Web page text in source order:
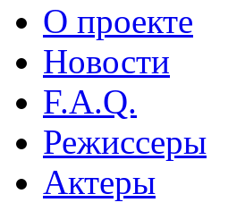
О проекте
Новости
F.A.Q.
Режиссеры
Актеры